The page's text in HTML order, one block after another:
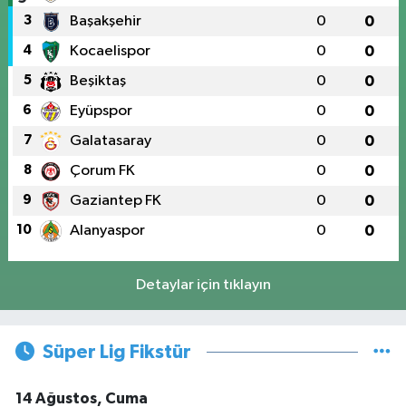
3 Başakşehir 0 0
4 Kocaelispor 0 0
5 Beşiktaş 0 0
6 Eyüpspor 0 0
7 Galatasaray 0 0
8 Çorum FK 0 0
9 Gaziantep FK 0 0
10 Alanyaspor 0 0
Detaylar için tıklayın
Süper Lig Fikstür
14 Ağustos, Cuma